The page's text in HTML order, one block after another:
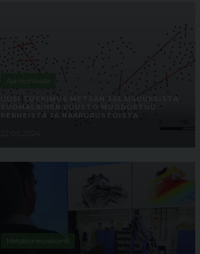
Ajankohtaista
UUSI TUTKIMUS METSÄN SALAISUUKSISTA:
SUOMALAINEN PUUSTO MUODOSTUU
PERHEISTÄ JA NAAPURUSTOISTA
Metsäkoneurakointi